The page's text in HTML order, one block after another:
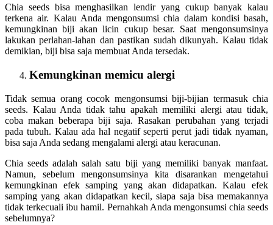
Chia seeds bisa menghasilkan lendir yang cukup banyak kalau
terkena air. Kalau Anda mengonsumsi chia dalam kondisi basah,
kemungkinan biji akan licin cukup besar. Saat mengonsumsinya
lakukan perlahan-lahan dan pastikan sudah dikunyah. Kalau tidak
demikian, biji bisa saja membuat Anda tersedak.
Kemungkinan memicu alergi
Tidak semua orang cocok mengonsumsi biji-bijian termasuk chia
seeds. Kalau Anda tidak tahu apakah memiliki alergi atau tidak,
coba makan beberapa biji saja. Rasakan perubahan yang terjadi
pada tubuh. Kalau ada hal negatif seperti perut jadi tidak nyaman,
bisa saja Anda sedang mengalami alergi atau keracunan.
Chia seeds adalah salah satu biji yang memiliki banyak manfaat.
Namun, sebelum mengonsumsinya kita disarankan mengetahui
kemungkinan efek samping yang akan didapatkan. Kalau efek
samping yang akan didapatkan kecil, siapa saja bisa memakannya
tidak terkecuali ibu hamil. Pernahkah Anda mengonsumsi chia seeds
sebelumnya?